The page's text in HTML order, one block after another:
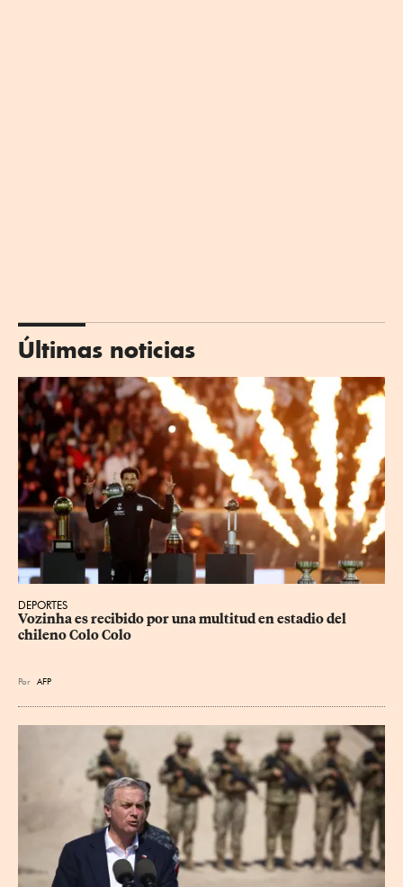
Últimas noticias
DEPORTES
Vozinha es recibido por una multitud en estadio del
chileno Colo Colo
Por AFP